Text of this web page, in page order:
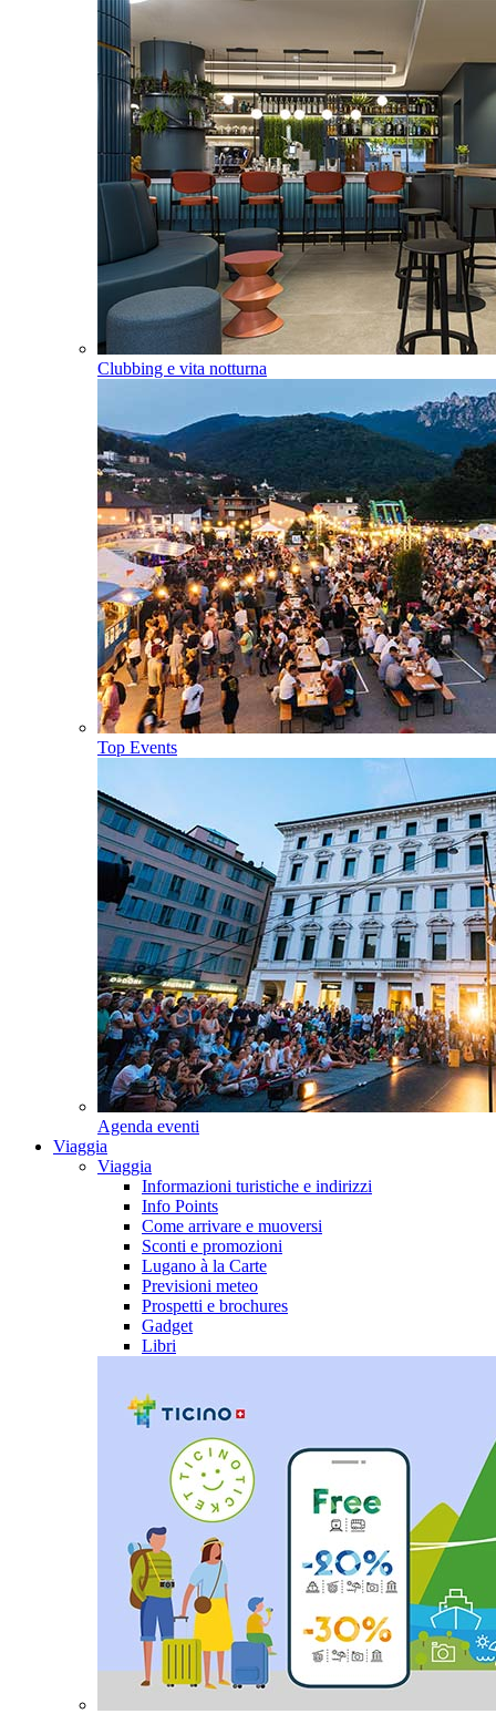
Clubbing e vita notturna
Top Events
Agenda eventi
Viaggia
Viaggia
Informazioni turistiche e indirizzi
Info Points
Come arrivare e muoversi
Sconti e promozioni
Lugano à la Carte
Previsioni meteo
Prospetti e brochures
Gadget
Libri